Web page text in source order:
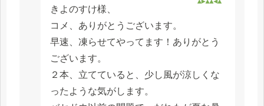
きよのすけ様、
コメ、ありがとうございます。
早速、凍らせてやってます！ありがとう
ございます。
２本、立てていると、少し風が涼しくな
ったような気がします。